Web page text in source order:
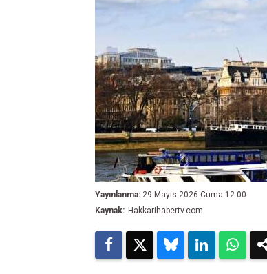
Yayınlanma: 29 Mayıs 2026 Cuma 12:00
Kaynak: Hakkarihabertv.com